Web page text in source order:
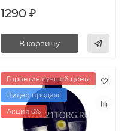
1290 ₽
В корзину
Гарантия лучшей цены
Лидер продаж!
Акция 0%